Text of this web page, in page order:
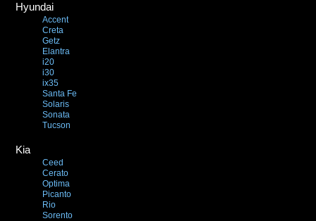
Hyundai
Accent
Creta
Getz
Elantra
i20
i30
ix35
Santa Fe
Solaris
Sonata
Tucson
Kia
Ceed
Cerato
Optima
Picanto
Rio
Sorento